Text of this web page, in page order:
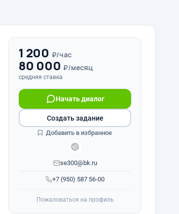
1 200 ₽/час
80 000 ₽/месяц
средняя ставка
+7 (950) 587 56-00
Начать диалог
se300@bk.ru
Создать задание
Добавить в избранное
Пожаловаться на профиль